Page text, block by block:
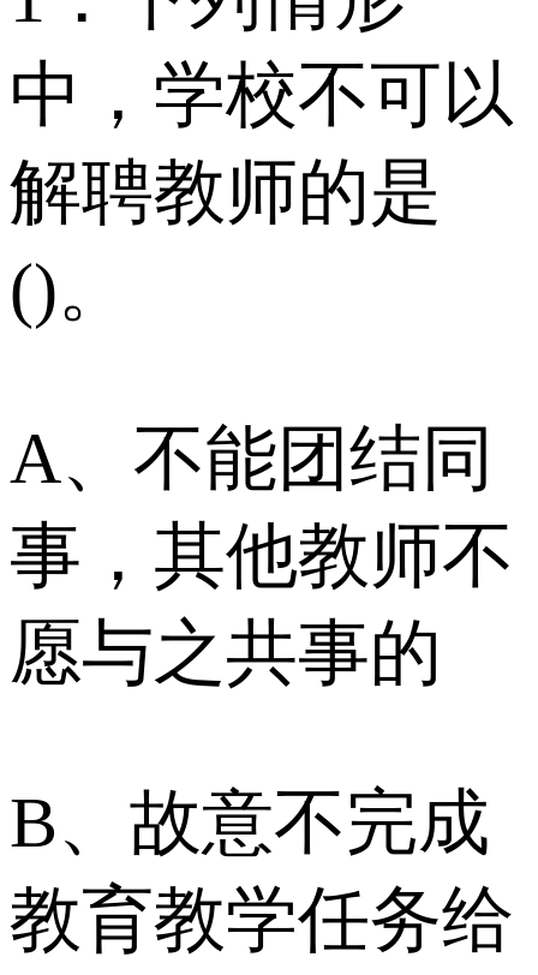
中，学校不可以
解聘教师的是
()。
A、不能团结同
事，其他教师不
愿与之共事的
B、故意不完成
教育教学任务给